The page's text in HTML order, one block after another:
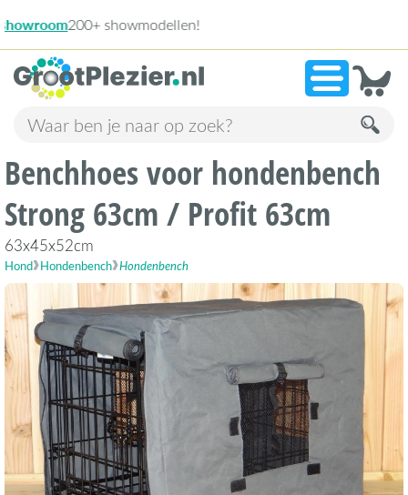
»13.945 beoordelingen!
Benchhoes voor hondenbench
Strong 63cm / Profit 63cm
63x45x52cm
Hond Hondenbench Hondenbench